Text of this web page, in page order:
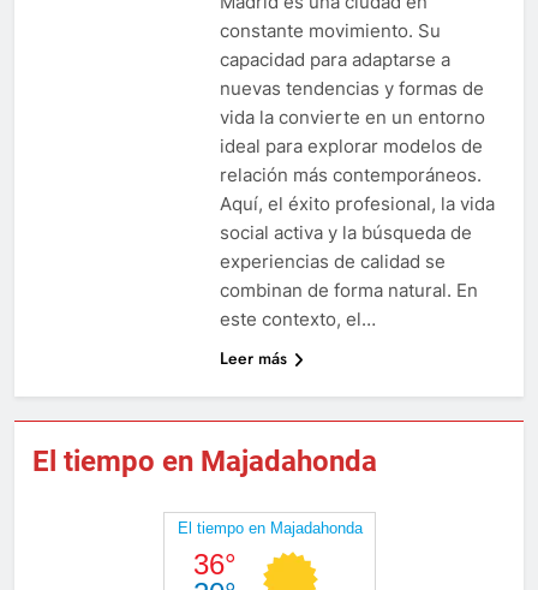
constante movimiento. Su
capacidad para adaptarse a
nuevas tendencias y formas de
vida la convierte en un entorno
ideal para explorar modelos de
relación más contemporáneos.
Aquí, el éxito profesional, la vida
social activa y la búsqueda de
experiencias de calidad se
combinan de forma natural. En
este contexto, el…
Leer más
El tiempo en Majadahonda